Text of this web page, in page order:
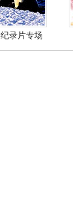
录片专场